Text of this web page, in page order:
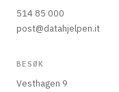
514 85 000
post@datahjelpen.it
BESØK
Vesthagen 9